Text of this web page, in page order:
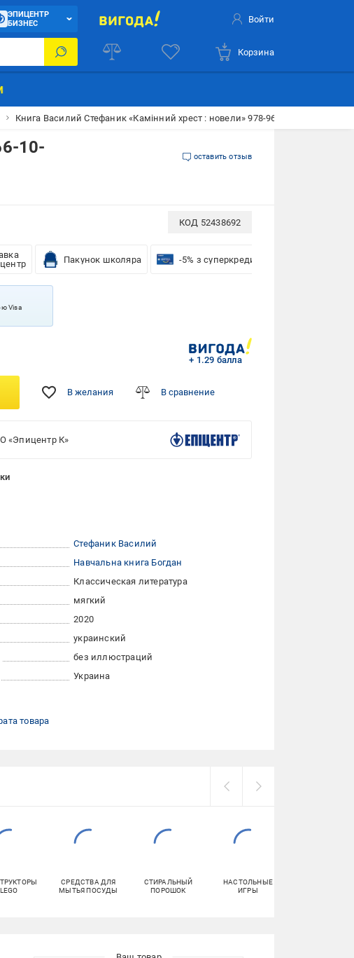
ЭПИЦЕНТР
БИЗНЕС
Войти
Корзина
Книга Василий Стефаник «Камінний хрест : новели» 978-966-10-5347-1
10-
оставить отзыв
КОД 52438692
Пакунок школяра -5% з суперкредиткою VISA Вигода
Visa
+ 1.29 балла
В желания В сравнение
«Эпицентр К»
Стефаник Василий
Навчальна книга Богдан
Классическая литература
мягкий
2020
украинский
без иллюстраций
Украина
товара
LEGO
СРЕДСТВА ДЛЯ
МЫТЬЯ ПОСУДЫ
СТИРАЛЬНЫЙ
ПОРОШОК
НАСТОЛЬНЫЕ
ИГРЫ